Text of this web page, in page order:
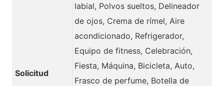
Solicitud
labial, Polvos sueltos, Delineador
de ojos, Crema de rímel, Aire
acondicionado, Refrigerador,
Equipo de fitness, Celebración,
Fiesta, Máquina, Bicicleta, Auto,
Frasco de perfume, Botella de